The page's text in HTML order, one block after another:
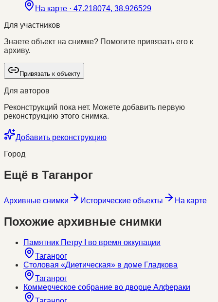
На карте · 47.218074, 38.926529
Для участников
Знаете объект на снимке? Помогите привязать его к
архиву.
Привязать к объекту
Для авторов
Реконструкций пока нет. Можете добавить первую
реконструкцию этого снимка.
Добавить реконструкцию
Город
Ещё в Таганрог
Архивные снимки Исторические объекты На карте
Похожие архивные снимки
Памятник Петру I во время оккупации
Таганрог
Столовая «Диетическая» в доме Гладкова
Таганрог
Коммерческое собрание во дворце Алфераки